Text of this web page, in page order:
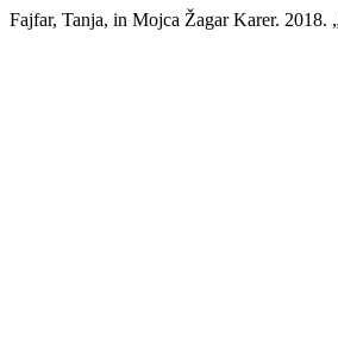
Fajfar, Tanja, in Mojca Žagar Karer.